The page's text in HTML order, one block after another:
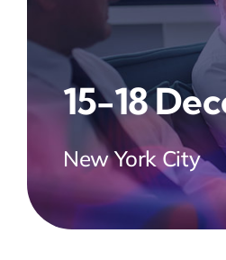
15-18
New York City